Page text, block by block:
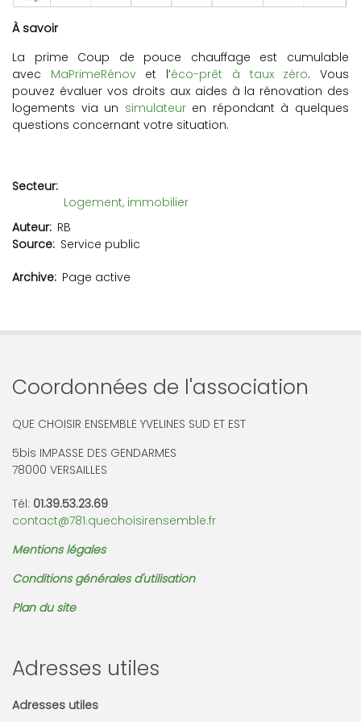
À savoir
La prime Coup de pouce chauffage est cumulable
avec MaPrimeRénovet l’éco-prêt à taux zéro. Vous
pouvez évaluer vos droits aux aides à la rénovation des
logements via un simulateuren répondant à quelques
questions concernant votre situation.
Secteur
Logement, immobilier
Auteur RB
Source Service public
Archive Page active
Coordonnées de l'association
QUE CHOISIR ENSEMBLE YVELINES SUD ET EST
5bis IMPASSE DES GENDARMES
78000 VERSAILLES
Tél: 01.39.53.23.69
contact@781.quechoisirensemble.fr
Mentions légales
Conditions générales d'utilisation
Plan du site
Adresses utiles
Adresses utiles